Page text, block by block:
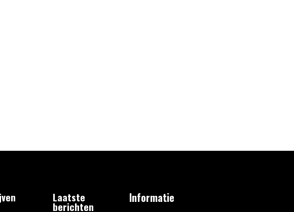
Laatste
berichten
Informatie